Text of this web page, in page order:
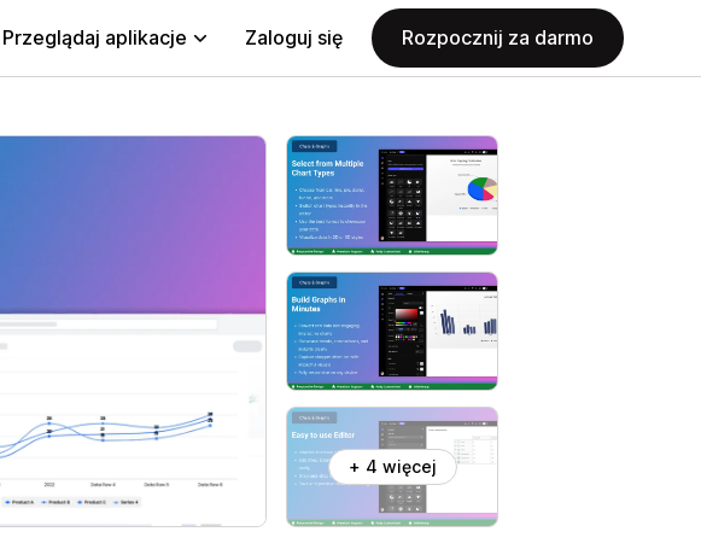
Przeglądaj aplikacje Zaloguj się Rozpocznij za darmo
+ 4 więcej